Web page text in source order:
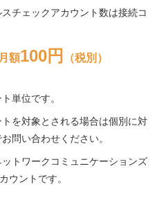
チェックアカウント数は接続コ
額100円 （税別）
単位です。
を対象とされる場合は個別に対
問い合わせください。
トワークコミュニケーションズ
ウントです。